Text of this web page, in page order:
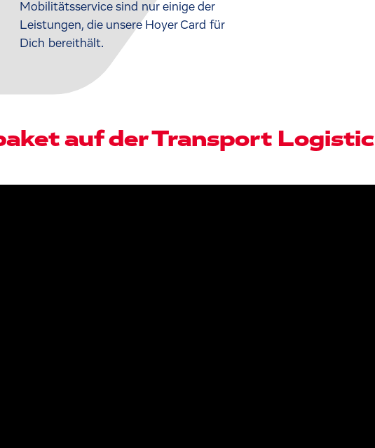
Mobilitätsservice sind nur einige der
Leistungen, die unsere Hoyer Card für
Dich bereithält.
auf der Transport Logistic